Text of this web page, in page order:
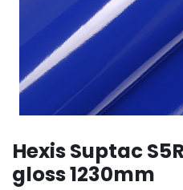
Hexis Suptac
gloss 1230mm